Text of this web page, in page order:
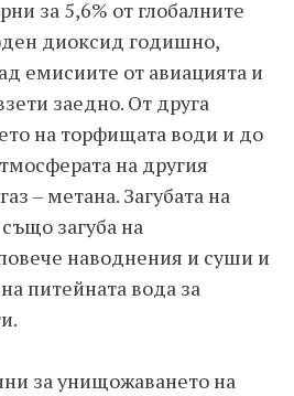
за 5,6% от глобалните
диоксид годишно,
емисиите от авиацията и
заедно. От друга
на торфищата води и до
на другия
– метана. Загубата на
загуба на
наводнения и суши и
питейната вода за
за унищожаването на